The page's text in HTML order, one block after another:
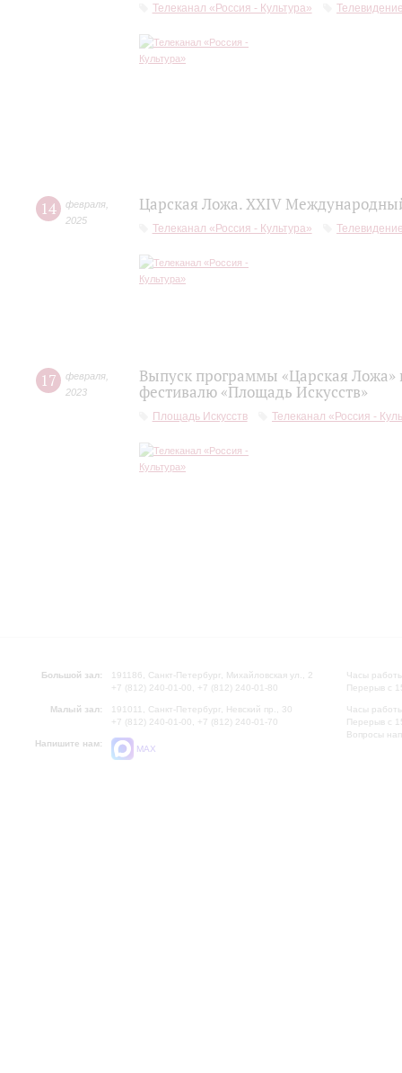
Телеканал «Россия - Культура»
14 февраля
2025
Царская Ложа. XXIV
Телеканал «Россия - Культура»
17 февраля
2023
Выпуск программы «Царская
фестивалю «Площадь Искусств»
Площадь Искусств Телеканал «Россия -
Большой зал:
191186, Санкт-Петербург, Михайловская ул., 2
+7 (812) 240-01-00, +7 (812) 240-01-80
Малый зал:
191011, Санкт-Петербург, Невский пр., 30
+7 (812) 240-01-00, +7 (812) 240-01-70
Напишите нам:
MAX
Часы
Перерыв с
Часы
Перерыв с
Вопросы